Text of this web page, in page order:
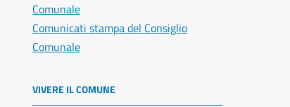
Comunale
Comunicati stampa del Consiglio
Comunale
VIVERE IL COMUNE